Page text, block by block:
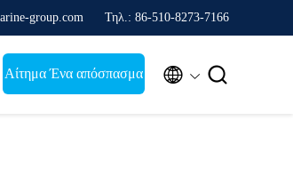
group.com Τηλ.: 86-510-8273-7166
Αίτημα Ένα απόσπασμα  